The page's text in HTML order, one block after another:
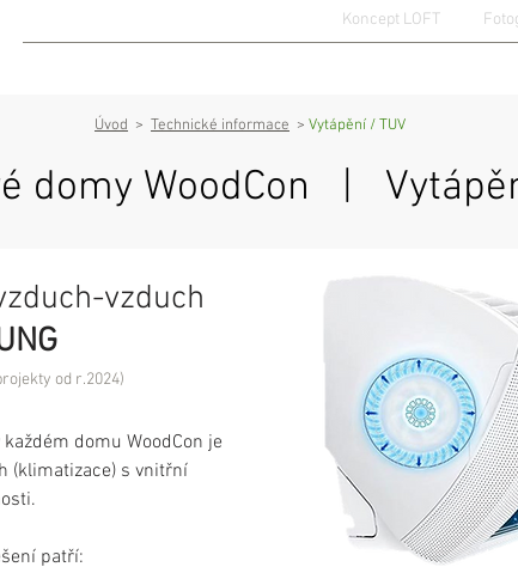
Koncept LOFT
Úvod > Technické informace > Vytápění / TUV
domy WoodCon |
vzduch
od r.2024)
domu WoodCon je
(klimatizace) s vnitřní
patří: